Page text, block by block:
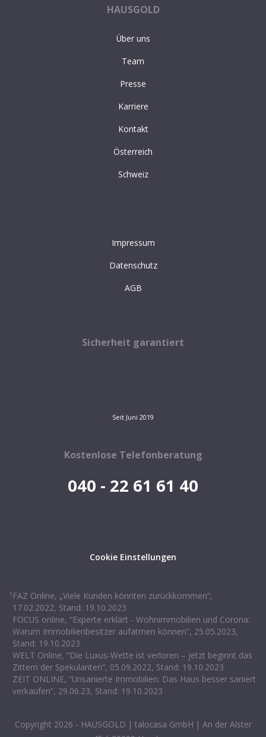
HAUSGOLD
Über uns
Team
Presse
Karriere
Kontakt
Österreich
Schweiz
Impressum
Datenschutz
AGB
Kostenlose Telefonberatung
040 - 22 61 61 40
Sicherheit garantiert
Seit Juni 2019
Cookie Einstellungen
1 FAZ Online, „Viele Kunden könnten zurückkommen“,
17.02.2022, Stand: 19.10.2023
FOCUS online, “Experte erklärt - Wohnimmobilien und Corona:
Warum Immobilienbesitzer aufatmen können”, 25.05.2023,
Stand: 19.10.2023
WELT Online, “Die Luxus-Wette ist verloren – jetzt beginnt das
Zittern der Spekulanten”, 05.09.2022, Stand: 19.10.2023
ZEIT ONLINE, “Unsanierte Immobilien: Das Haus besser saniert
verkaufen”, 29.06.23, Stand: 19.10.2023
Copyright 2026 - HAUSGOLD | talocasa GmbH | An der Alster